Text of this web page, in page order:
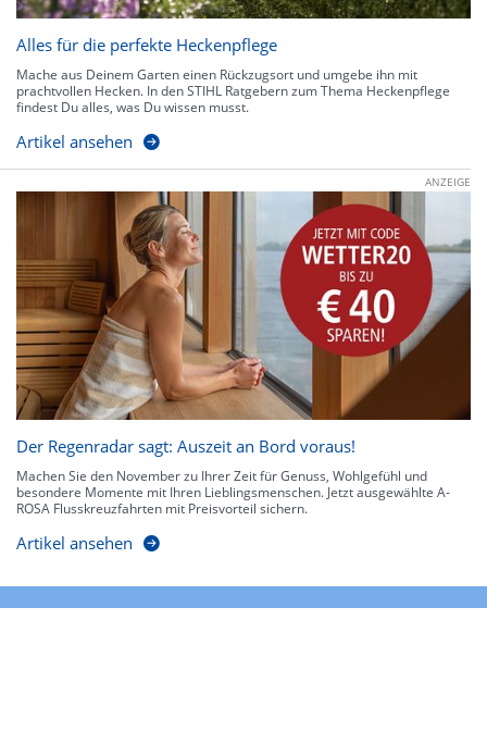
Alles für die perfekte Heckenpflege
Mache aus Deinem Garten einen Rückzugsort und umgebe ihn mit
prachtvollen Hecken. In den STIHL Ratgebern zum Thema Heckenpflege
findest Du alles, was Du wissen musst.
Artikel ansehen
ANZEIGE
Der Regenradar sagt: Auszeit an Bord voraus!
Machen Sie den November zu Ihrer Zeit für Genuss, Wohlgefühl und
besondere Momente mit Ihren Lieblingsmenschen. Jetzt ausgewählte A-
ROSA Flusskreuzfahrten mit Preisvorteil sichern.
Artikel ansehen